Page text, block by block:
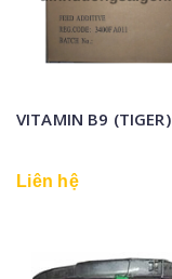
VITAMIN B9 (TIGER)
Liên hệ